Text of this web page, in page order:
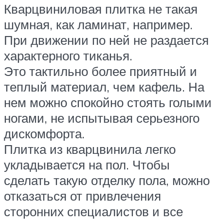
Кварцвиниловая плитка не такая
шумная, как ламинат, например.
При движении по ней не раздается
характерного тиканья.
Это тактильно более приятный и
теплый материал, чем кафель. На
нем можно спокойно стоять голыми
ногами, не испытывая серьезного
дискомфорта.
Плитка из кварцвинила легко
укладывается на пол. Чтобы
сделать такую отделку пола, можно
отказаться от привлечения
сторонних специалистов и все